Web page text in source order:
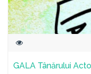
GALA Tânărului